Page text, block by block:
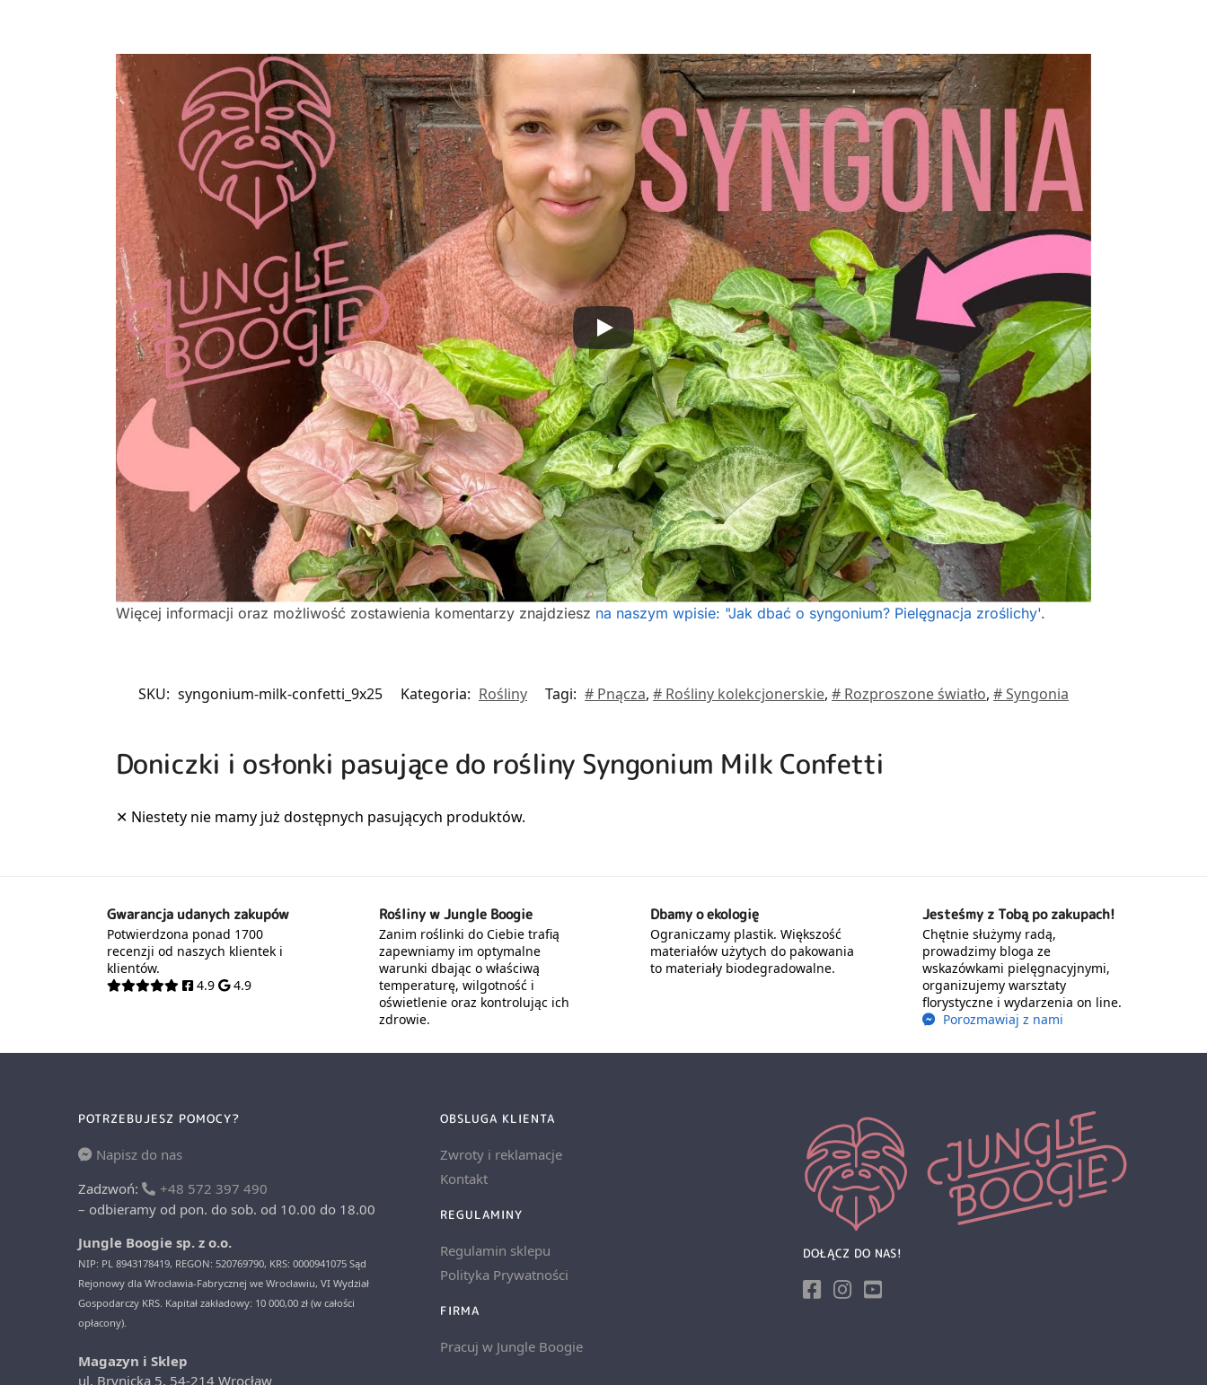
Więcej informacji oraz możliwość zostawienia komentarzy znajdziesz na naszym wpisie: "Jak dbać o syngonium? Pielęgnacja zroślichy'.
SKU: syngonium-milk-confetti_9x25 Kategoria: Rośliny Tagi: # Pnącza, # Rośliny kolekcjonerskie, # Rozproszone światło, # Syngonia
Doniczki i osłonki pasujące do rośliny Syngonium Milk Confetti
Gwarancja udanych zakupów
Potwierdzona ponad 1700
recenzji od naszych klientek i
klientów.
4.9
4.9
Rośliny w Jungle Boogie
Zanim roślinki do Ciebie trafią
zapewniamy im optymalne
warunki dbając o właściwą
temperaturę, wilgotność i
oświetlenie oraz kontrolując ich
zdrowie.
Dbamy o ekologię
Ograniczamy plastik. Większość
materiałów użytych do pakowania
to materiały biodegradowalne.
Jesteśmy z Tobą po zakupach!
Chętnie służymy radą,
prowadzimy bloga ze
wskazówkami pielęgnacyjnymi,
organizujemy warsztaty
florystyczne i wydarzenia on line.
Porozmawiaj z nami
POTRZEBUJESZ POMOCY?
Napisz do nas
Zadzwoń:
+48 572 397 490
– odbieramy od pon. do sob. od 10.00 do 18.00
Jungle Boogie sp. z o.o.
NIP: PL 8943178419, REGON: 520769790, KRS: 0000941075 Sąd
Rejonowy dla Wrocławia-Fabrycznej we Wrocławiu, VI Wydział
Gospodarczy KRS. Kapitał zakładowy: 10 000,00 zł (w całości
opłacony).
Magazyn i Sklep
ul. Brynicka 5, 54-214 Wrocław
OBSLUGA KLIENTA
Zwroty i reklamacje
Kontakt
REGULAMINY
Regulamin sklepu
Polityka Prywatności
FIRMA
Pracuj w Jungle Boogie
DOŁĄCZ DO NAS!